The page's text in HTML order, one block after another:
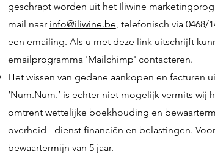
geschrapt worden uit het Iliwine
mail naar info@iliwine.be, telefonisch via 0468/
een emailing. Als u met deze link uitschrijft
emailprogramma 'Mailchimp' contacteren.
Het wissen van gedane aankopen en facturen
‘Num.Num.’ is echter niet mogelijk vermits
omtrent wettelijke boekhouding en
overheid - dienst financiën en belastingen.
bewaartermijn van 5 jaar.